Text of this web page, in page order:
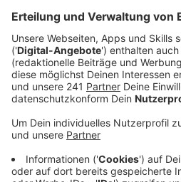
Die Hintergründe
Anzeige
Für dieses Ungleichgewicht
Kommunen zwei Hauptgründe:
Pauschale pro anerkanntem
866 Euro. Die